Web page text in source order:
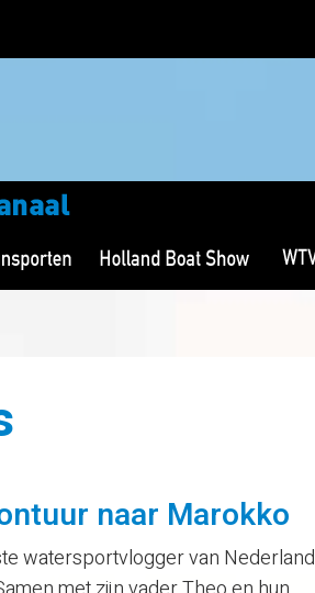
naar Marokko
watersportvlogger van Nederland